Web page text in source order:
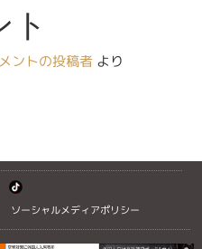
ントの投稿者 より
ソーシャルメディアポリシー